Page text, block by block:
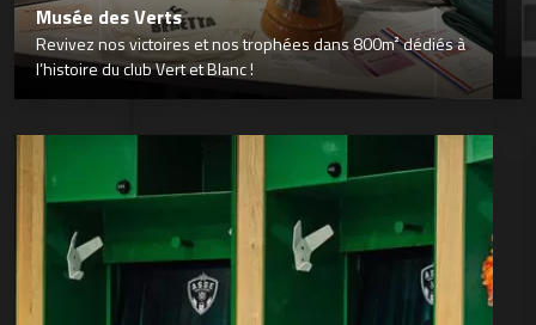
Musée des Verts
Revivez nos victoires et nos trophées dans 800m² dédiés à
l’histoire du club Vert et Blanc !